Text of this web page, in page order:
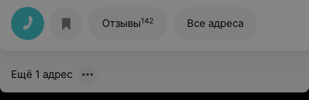
числе. Врач провела теплый прием, рассказала и
показала подробно, как все устроено в женском теле,
сделала безболезненно биопсию, так что даже
выделений у меня не было на следующие дни.
по имени Лариса тоже была очень добра и
Отзывы142 Все адреса
Ещё 1 адрес